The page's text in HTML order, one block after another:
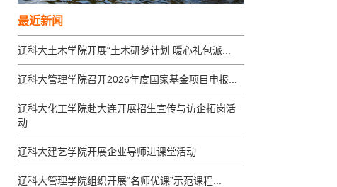
最近新闻
辽科大土木学院开展“土木研梦计划 暖心礼包派...
辽科大管理学院召开2026年度国家基金项目申报...
辽科大化工学院赴大连开展招生宣传与访企拓岗活
动
辽科大建艺学院开展企业导师进课堂活动
辽科大管理学院组织开展“名师优课”示范课程...